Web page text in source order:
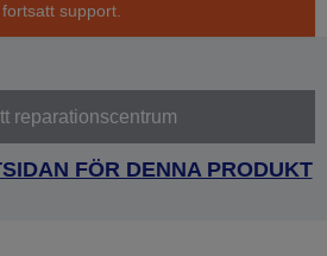
support.
reparationscentrum
FÖR DENNA PRODUKT